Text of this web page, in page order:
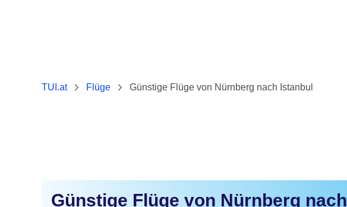
TUI.at Flüge Günstige Flüge von Nürnberg nach Istanbul
Günstige Flüge von Nürnberg nach